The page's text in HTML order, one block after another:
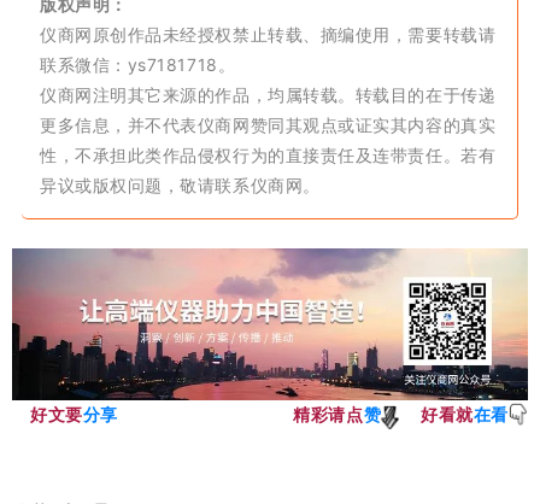
版权声明：
仪商网原创作品未经授权禁止转载、摘编使用，需要转载请
联系微信：ys7181718。
仪商网注明其它来源的作品，均属转载。转载目的在于传递
更多信息，并不代表仪商网赞同其观点或证实其内容的真实
性，不承担此类作品侵权行为的直接责任及连带责任。若有
异议或版权问题，敬请联系仪商网。
好文要分享 精彩请点赞 好看就在看